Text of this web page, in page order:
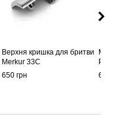
Верхня кришка для бритви
Merkur 33C
650 грн
650